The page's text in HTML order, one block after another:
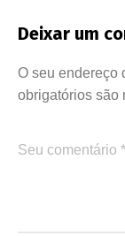
Deixar um
O seu endereço
obrigatórios são